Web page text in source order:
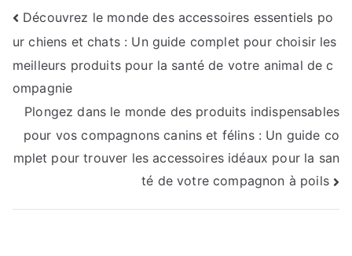
Navigation
de
l’article
Découvrez le monde des accessoires essentiels po
ur chiens et chats : Un guide complet pour choisir les
meilleurs produits pour la santé de votre animal de c
ompagnie
Plongez dans le monde des produits indispensables
pour vos compagnons canins et félins : Un guide co
mplet pour trouver les accessoires idéaux pour la san
té de votre compagnon à poils